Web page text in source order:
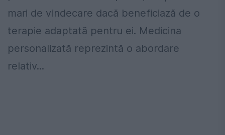
mari de vindecare dacă beneficiază de o
terapie adaptată pentru ei. Medicina
personalizată reprezintă o abordare
relativ...